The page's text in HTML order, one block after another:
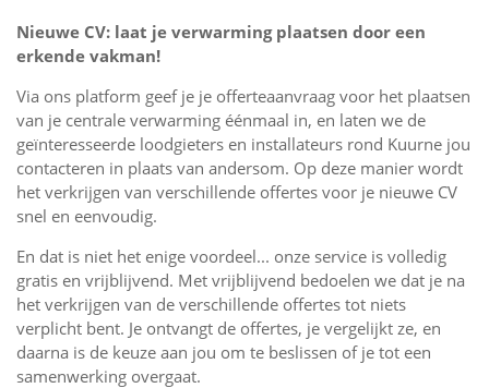
Nieuwe CV: laat je verwarming plaatsen door een
erkende vakman!
Via ons platform geef je je offerteaanvraag voor het plaatsen
van je centrale verwarming éénmaal in, en laten we de
geïnteresseerde loodgieters en installateurs rond Kuurne jou
contacteren in plaats van andersom. Op deze manier wordt
het verkrijgen van verschillende offertes voor je nieuwe CV
snel en eenvoudig.
En dat is niet het enige voordeel... onze service is volledig
gratis en vrijblijvend. Met vrijblijvend bedoelen we dat je na
het verkrijgen van de verschillende offertes tot niets
verplicht bent. Je ontvangt de offertes, je vergelijkt ze, en
daarna is de keuze aan jou om te beslissen of je tot een
samenwerking overgaat.